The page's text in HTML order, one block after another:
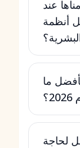
عند
أنظمة
ما
لحاجة